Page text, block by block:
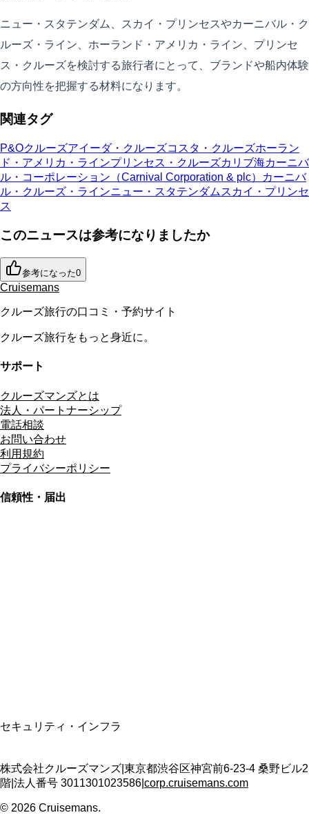
ニュー・スタテンダム、スカイ・プリンセスやカーニバル・ク
ルーズ・ライン、ホーランド・アメリカ・ライン、プリンセ
ス・クルーズを検討する旅行者にとって、ブランドや船内体験
の方向性を把握する材料になります。
関連タグ
P&Oクルーズアイーダ・クルーズコスタ・クルーズホーラン
ド・アメリカ・ラインプリンセス・クルーズカリブ海カーニバ
ル・コーポレーション（Carnival Corporation & plc）
カーニバ
ル・クルーズ・ラインニュー・スタテンダム スカイ・プリンセ
ス
このニュースは参考になりましたか
参考になった0
Cruisemans
クルーズ旅行の口コミ・予約サイト
クルーズ旅行をもっと身近に。
サポート
クルーズマンズとは
法人・パートナーシップ
電話相談
お問い合わせ
利用規約
プライバシーポリシー
信頼性・届出
セキュリティ・インフラ
株式会社クルーズマンズ 東京都渋谷区神宮前6-23-4 桑野ビル2
階 法人番号 3011301023586 corp.cruisemans.com
© 2026 Cruisemans.